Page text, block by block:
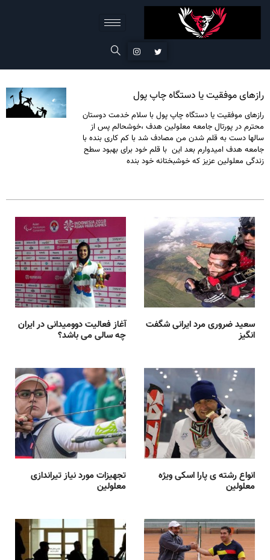
رازهای موفقیت یا دستگاه چاپ پول
رازهای موفقیت یا دستگاه چاپ پول با سلام خدمت دوستان
محترم در پورتال جامعه معلولین هدف ،خوشحالم پس از
سالها دست به قلم شدن من مصادف شد با کم کاری بنده با
جامعه هدف امیدوارم بعد این با قلم خود برای بهبود سطح
زندگی معلولین عزیز که خوشبختانه خود بنده
آغاز فعالیت دوومیدانی در ایران
چه سالی می باشد؟
سعید ضروری مرد ایرانی شگفت
انگیز
تجهیزات مورد نیاز تیراندازی
معلولین
انواع رشته ی پارا اسکی ویژه
معلولین